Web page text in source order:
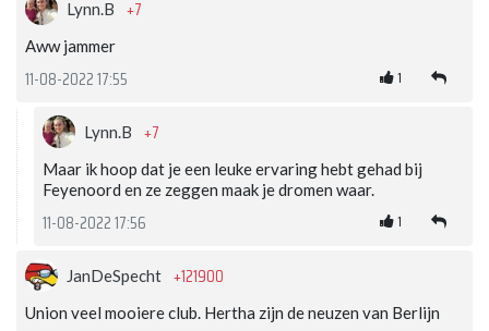
Lynn.B +7
Aww jammer
11-08-2022 17:55 1
Lynn.B +7
Maar ik hoop dat je een leuke ervaring hebt gehad bij
Feyenoord en ze zeggen maak je dromen waar.
11-08-2022 17:56 1
JanDeSpecht +121900
Union veel mooiere club. Hertha zijn de neuzen van Berlijn